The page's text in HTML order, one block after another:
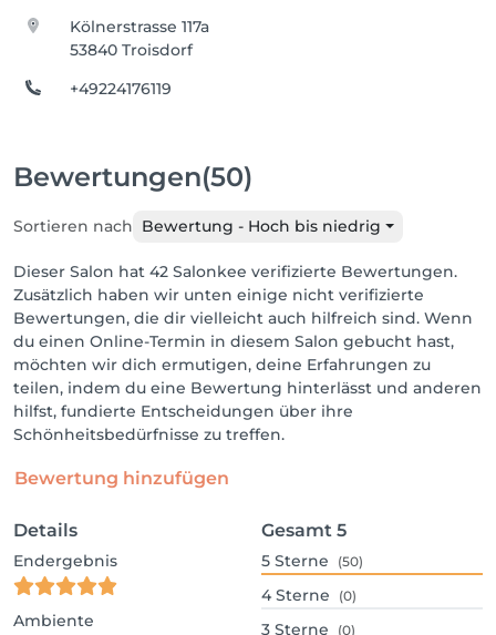
Kölnerstrasse 117a
53840 Troisdorf
+49224176119
Bewertungen(50)
Sortieren nach Bewertung - Hoch bis niedrig
Dieser Salon hat 42 Salonkee verifizierte Bewertungen.
Zusätzlich haben wir unten einige nicht verifizierte
Bewertungen, die dir vielleicht auch hilfreich sind. Wenn
du einen Online-Termin in diesem Salon gebucht hast,
möchten wir dich ermutigen, deine Erfahrungen zu
teilen, indem du eine Bewertung hinterlässt und anderen
hilfst, fundierte Entscheidungen über ihre
Schönheitsbedürfnisse zu treffen.
Bewertung hinzufügen
Details
Endergebnis
Ambiente
Gesamt 5
5 Sterne (50)
4 Sterne (0)
3 Sterne (0)